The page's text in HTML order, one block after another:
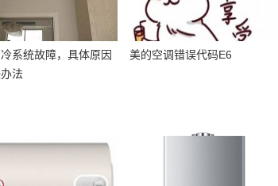
系统故障，具体原因
法
美的空调错误代码E6